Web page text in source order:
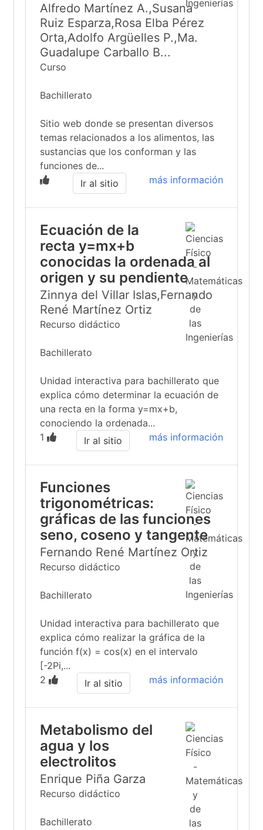
Alfredo Martínez A.,Susana
Ruiz Esparza,Rosa Elba Pérez
Orta,Adolfo Argüelles P.,Ma.
Guadalupe Carballo B...
Curso
Bachillerato
Sitio web donde se presentan diversos
temas relacionados a los alimentos, las
sustancias que los conforman y las
funciones de...
más información
Ir al sitio
Ecuación de la
recta y=mx+b
conocidas la ordenada al
origen y su pendiente
Zinnya del Villar Islas,Fernando
René Martínez Ortiz
Recurso didáctico
Bachillerato
Unidad interactiva para bachillerato que
explica cómo determinar la ecuación de
una recta en la forma y=mx+b,
conociendo la ordenada...
1
más información
Ir al sitio
Funciones
trigonométricas:
gráficas de las funciones
seno, coseno y tangente
Fernando René Martínez Ortiz
Recurso didáctico
Bachillerato
Unidad interactiva para bachillerato que
explica cómo realizar la gráfica de la
función f(x) = cos(x) en el intervalo
[-2Pi,...
2
más información
Ir al sitio
Metabolismo del
agua y los
electrolitos
Enrique Piña Garza
Recurso didáctico
Bachillerato